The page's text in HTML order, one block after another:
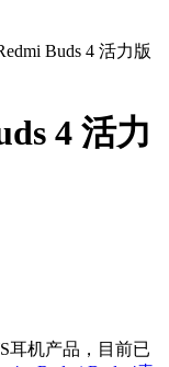
Buds 4 活力版
4 活力
耳机产品，目前已